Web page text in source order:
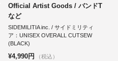
Official Artist Goods / バンドT
など
SIDEMILITIA inc. / サイドミリティ
ア：UNISEX OVERALL CUTSEW
(BLACK)
¥4,990円 （税込）